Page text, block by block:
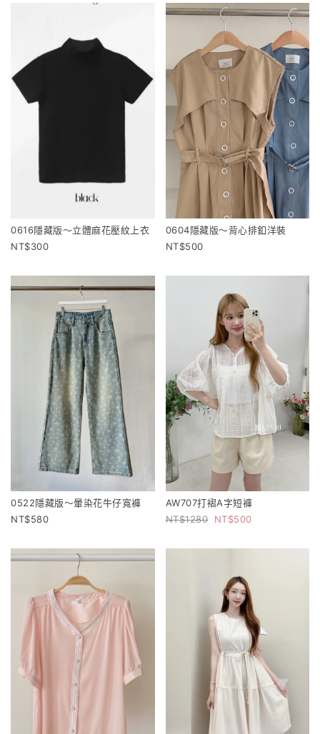
0616隱藏版～立體麻花壓紋上衣
300
0604隱藏版～背心排釦洋裝
500
0522隱藏版～暈染花牛仔寬褲
580
AW707打褶A字短褲
1280
500